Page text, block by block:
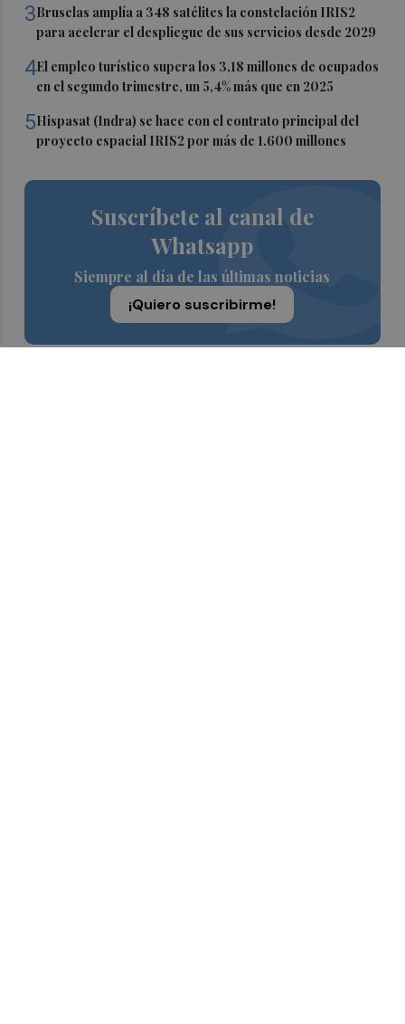
3Bruselas amplía a 348 satélites la constelación IRIS2
para acelerar el despliegue de sus servicios desde 2029
4El empleo turístico supera los 3,18 millones de ocupados
en el segundo trimestre, un 5,4% más que en 2025
5Hispasat (Indra) se hace con el contrato principal del
proyecto espacial IRIS2 por más de 1.600 millones
Suscríbete al canal de
Whatsapp
Siempre al día de las últimas noticias
¡Quiero suscribirme!